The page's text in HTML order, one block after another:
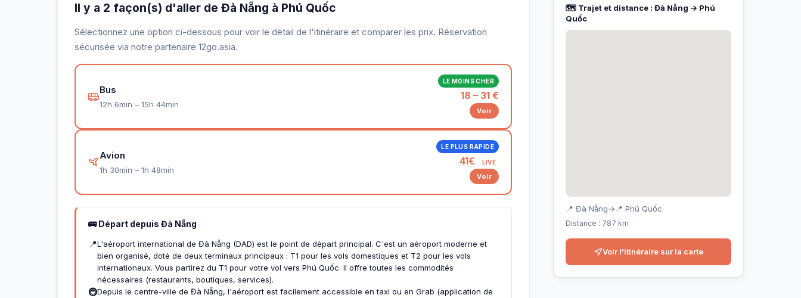
🗺️ Trajet et distance : Đà Nẵng → Phú
Quốc
📍 Đà Nẵng→ 📍 Phú Quốc
Distance : 787 km
Voir l'itinéraire sur la carte
Il y a 2 façon(s) d'aller de Đà Nẵng à Phú Quốc
Sélectionnez une option ci-dessous pour voir le détail de l'itinéraire et comparer les prix. Réservation
sécurisée via notre partenaire 12go.asia.
Bus
12h 6min – 15h 44min
LE MOINS CHER
18 – 31 €
Voir
Avion
1h 30min – 1h 48min
LE PLUS RAPIDE
41€ LIVE
Voir
🚌 Départ depuis Đà Nẵng
📍L'aéroport international de Đà Nẵng (DAD) est le point de départ principal. C'est un aéroport moderne et
bien organisé, doté de deux terminaux principaux : T1 pour les vols domestiques et T2 pour les vols
internationaux. Vous partirez du T1 pour votre vol vers Phú Quốc. Il offre toutes les commodités
nécessaires (restaurants, boutiques, services).
🚇Depuis le centre-ville de Đà Nẵng, l'aéroport est facilement accessible en taxi ou en Grab (application de